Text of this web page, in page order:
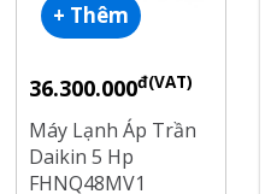
+ Thêm
36.300.000đ(VAT)
Máy Lạnh Áp Trần
Daikin 5 Hp
FHNQ48MV1